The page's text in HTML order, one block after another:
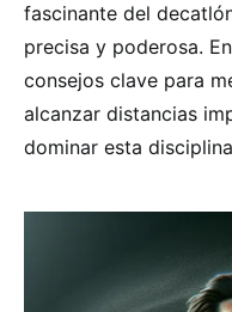
fascinante del
precisa y poderosa.
consejos clave para
alcanzar distancias
dominar esta